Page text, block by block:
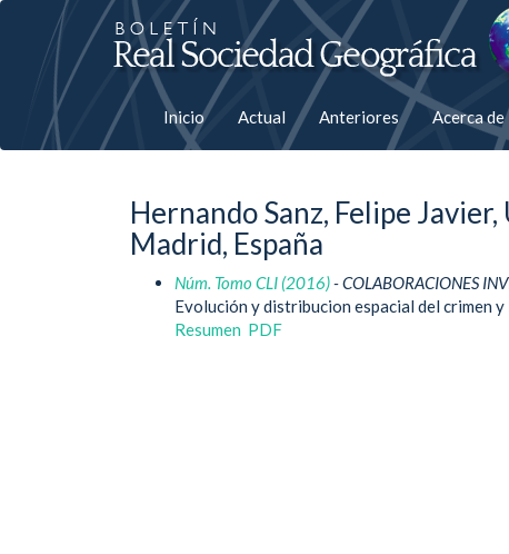
Salto
rápiso
la
Inicio Actual Anteriores Acerca de
Hernando Sanz, Felipe
Madrid, España
Núm. Tomo CLI (2016)- COLABORACIONES
Evolución y distribucion espacial del crimen y
Resumen PDF